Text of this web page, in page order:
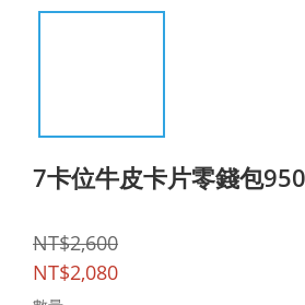
7卡位牛皮卡片零錢包
NT$2,600
NT$2,080